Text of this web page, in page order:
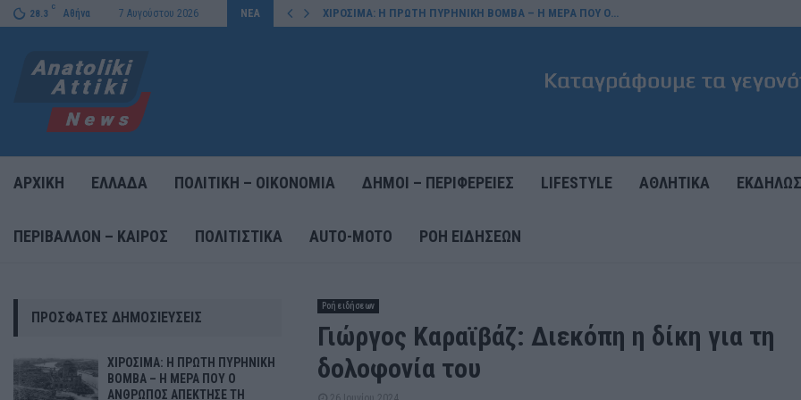
28.3
C
Αθήνα 7 Αυγούστου 2026 ΝΕΑ
ΤΗΝ… ΧΙΡΟΣΙΜΑ: Η ΠΡΩΤΗ ΠΥΡΗΝΙΚΗ ΒΟΜΒΑ – Η ΜΕΡΑ ΠΟΥ Ο…
ΑΡΧΙΚΗ ΕΛΛΑΔΑ ΠΟΛΙΤΙΚΗ – ΟΙΚΟΝΟΜΙΑ ΔΗΜΟΙ – ΠΕΡΙΦΕΡΕΙΕΣ LIFESTYLE ΑΘΛΗΤΙΚΑ
ΠΕΡΙΒΑΛΛΟΝ – ΚΑΙΡΟΣ ΠΟΛΙΤΙΣΤΙΚΑ AUTO-MOTO ΡΟΉ ΕΙΔΉΣΕΩΝ
Ροή ειδήσεων
Γιώργος Καραϊβάζ: Διεκόπη η δίκη για τη
δολοφονία του
ΠΡΌΣΦΑΤΕΣ ΔΗΜΟΣΙΕΎΣΕΙΣ
ΧΙΡΟΣΙΜΑ: Η ΠΡΩΤΗ ΠΥΡΗΝΙΚΗ
ΒΟΜΒΑ – Η ΜΕΡΑ ΠΟΥ Ο
ΑΝΘΡΩΠΟΣ ΑΠΕΚΤΗΣΕ ΤΗ